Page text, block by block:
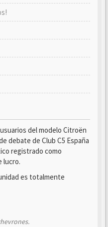
del modelo Citroën
debate de Club C5 España
registrado como
lucro.
es totalmente